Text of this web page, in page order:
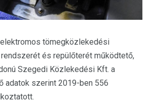
tömegközlekedési
és repülőterét működtető,
Szegedi Közlekedési Kft. a
adatok szerint 2019-ben 556